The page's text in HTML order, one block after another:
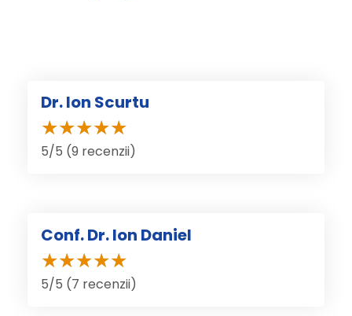
Dr. Ion Scurtu
5/5 (9 recenzii)
Conf. Dr. Ion Daniel
5/5 (7 recenzii)